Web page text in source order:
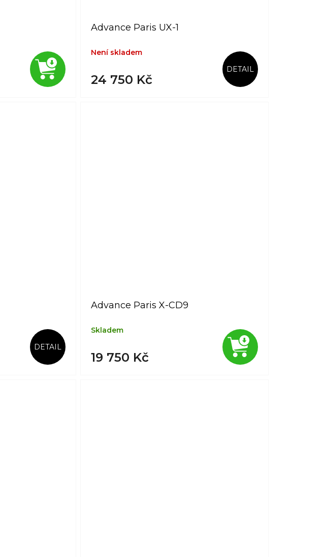
Advance Paris UX-1
Není skladem
24 750 Kč
DETAIL
DETAIL
Advance Paris X-CD9
Skladem
19 750 Kč